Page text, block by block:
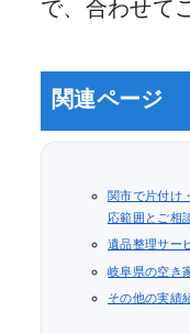
で、合わせて
関連ページ
関市で片付け
応範囲とご相
遺品整理サー
岐阜県の空き
その他の実績